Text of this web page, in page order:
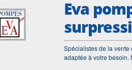
Eva
Spécialistes de la
adaptée à votre besoin.